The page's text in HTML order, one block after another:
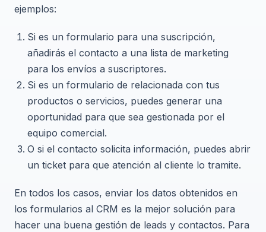
ejemplos:
Si es un formulario para una suscripción,
añadirás el contacto a una lista de marketing
para los envíos a suscriptores.
Si es un formulario de relacionada con tus
productos o servicios, puedes generar una
oportunidad para que sea gestionada por el
equipo comercial.
O si el contacto solicita información, puedes abrir
un ticket para que atención al cliente lo tramite.
En todos los casos, enviar los datos obtenidos en
los formularios al CRM es la mejor solución para
hacer una buena gestión de leads y contactos. Para